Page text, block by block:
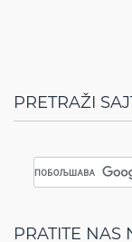
PRETRAŽI
PRATITE